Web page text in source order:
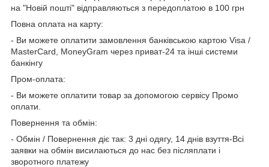
на "Новій пошті" відправляються з передоплатою в 100 грн
Повна оплата на карту:
- Ви можете оплатити замовлення банківською картою Visa /
MasterCard, MoneyGram через приват-24 та інші системи
банкінгу
Пром-оплата:
- Ви можете оплатити товар за допомогою сервісу Промо
оплати.
Повернення та обмін:
- Обмін / Повернення діє так: 3 дні одягу, 14 днів взуття-Всі
заявки на обмін висилаються до нас без післяплати і
зворотного платежу